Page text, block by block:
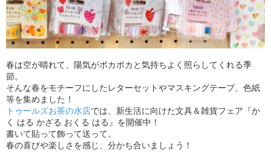
春は空が晴れて、陽気がポカポカと気持ちよく照らしてくれる季
節。
そんな春をモチーフにしたレターセットやマスキングテープ、色紙
等を集めました！
トゥールズお茶の水店では、新生活に向けた文具＆雑貨フェア『か
く はる かざる おくる はる』を開催中！
書いて貼って飾って送って。
春の喜びや楽しさを感じ、分かち合いましょう！